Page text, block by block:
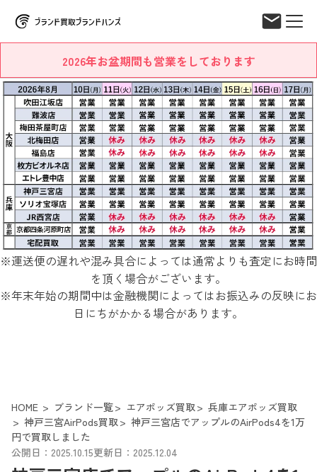
2026年お盆期間も営業をしております
※運送便の遅れや混み具合によっては通常よりも査定にお時間
を頂く場合がございます。
※年末年始の期間中は金融機関によってはお振込みの反映にお
日にちがかかる場合があります。
HOME ブランド一覧 エアポッズ買取
兵庫エアポッズ買取
神戸三宮AirPods買取
神戸三宮店でアップルのAirPods4を1万
円で買取しました
公開日：2025.10.15更新日：2025.12.04